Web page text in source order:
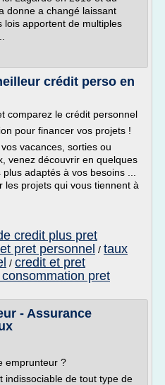
donne a changé laissant
lois apportent de multiples
crédit perso en
comparez le crédit personnel
pour financer vos projets !
vacances, sorties ou
venez découvrir en quelques
adaptés à vos besoins ...
les projets qui vous tiennent à
credit plus pret
pret personnel / taux
/ credit et pret
pret
- Assurance
emprunteur ?
indissociable de tout type de